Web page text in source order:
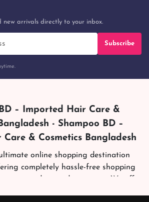
new arrivals directly to your inbox.
Subscribe
– Imported Hair Care &
- Shampoo BD –
Care & Cosmetics Bangladesh
online shopping destination
completely hassle-free shopping
secure and trusted gateways. We offer
shopping with all your preferred